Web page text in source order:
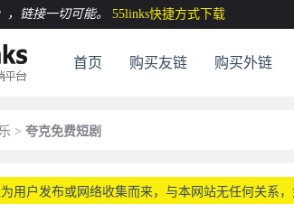
，链接一切可能。 55links快捷方式下载
首页 购买友链 购买外链
> 夸克免费短剧
用户发布或网络收集而来，与本网站无任何关系